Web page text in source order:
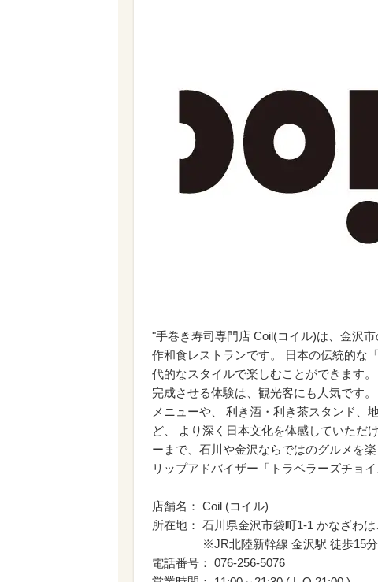
"手巻き寿司専門店 Coil(コイル)は、金沢
作和食レストランです。 日本の伝統的な
代的なスタイルで楽しむことができます
完成させる体験は、観光客にも人気です
メニューや、 利き酒・利き茶スタンド、
ど、 より深く日本文化を体感していただ
ーまで、石川や金沢ならではのグルメを
リップアドバイザー「トラベラーズチョ
店舗名： Coil (コイル)
所在地： 石川県金沢市袋町1-1 かなざわ
※JR北陸新幹線 金沢駅 徒歩15分
電話番号： 076-256-5076